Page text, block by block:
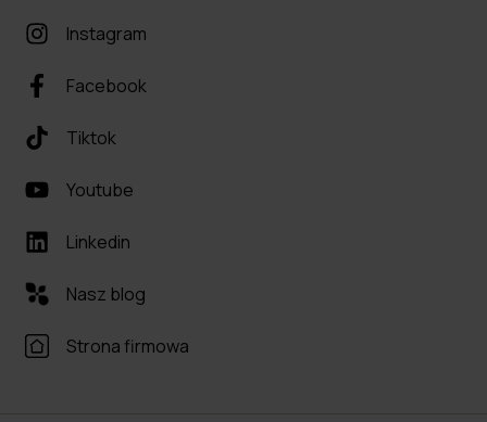
Instagram
Facebook
Tiktok
Youtube
Linkedin
Nasz blog
Strona firmowa